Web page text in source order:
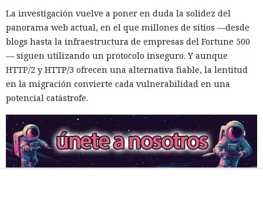
La investigación vuelve a poner en duda la solidez del
panorama web actual, en el que millones de sitios —desde
blogs hasta la infraestructura de empresas del Fortune 500
— siguen utilizando un protocolo inseguro. Y aunque
HTTP/2 y HTTP/3 ofrecen una alternativa fiable, la lentitud
en la migración convierte cada vulnerabilidad en una
potencial catástrofe.